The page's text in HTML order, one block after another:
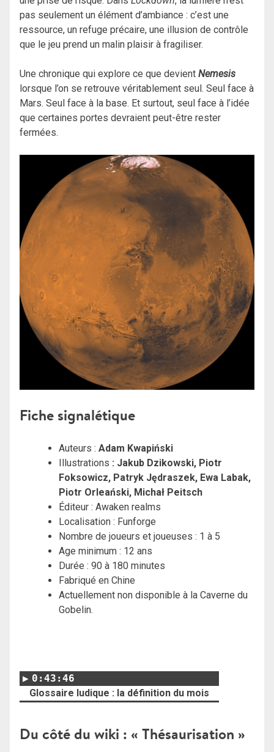
pas seulement un élément d’ambiance : c’est une
ressource, un refuge précaire, une illusion de contrôle
que le jeu prend un malin plaisir à fragiliser.
Une chronique qui explore ce que devient Nemesis
lorsque l’on se retrouve véritablement seul. Seul face à
Mars. Seul face à la base. Et surtout, seul face à l’idée
que certaines portes devraient peut-être rester
fermées.
Fiche signalétique
Auteurs : Adam Kwapiński
Illustrations : Jakub Dzikowski, Piotr
Foksowicz, Patryk Jędraszek, Ewa Labak,
Piotr Orleański, Michał Peitsch
Éditeur : Awaken realms
Localisation : Funforge
Nombre de joueurs et joueuses : 1 à 5
Age minimum : 12 ans
Durée : 90 à 180 minutes
Fabriqué en Chine
Actuellement non disponible à la Caverne du
Gobelin.
0:43:46
Glossaire ludique : la définition du mois
Du côté du wiki : « Thésaurisation »